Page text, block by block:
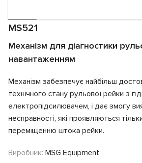
MS521
Механізм для діагностики
навантаженням
Механізм забезпечує найбільш
технічного стану рульової рейки з
електропідсилювачем, і дає змогу
несправності, які проявляються
переміщенню штока рейки.
Виробник: MSG Equipment